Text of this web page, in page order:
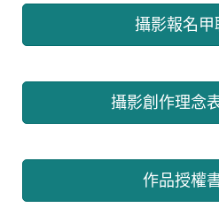
攝影報名甲
攝影創作理念
作品授權